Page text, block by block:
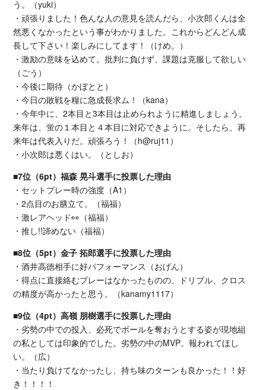
う。（yuki）
・頑張りました！色んな人の意見を読んだら、小次郎くんは全
然悪くなかったという事がわかりました。これからどんどん成
長して下さい！楽しみにしてます！（けめ。）
・激励の意味を込めて。批判に負けず、課題は克服して欲しい
（ごう）
・今後に期待（かぼとと）
・今日の敗戦を糧に急成長求ム！（kana）
・今年中に、2本目と3本目は止められように精進しましょう。
来年は、蛍の１本目と４本目に対応できように。そしたら、再
来年は代表入りだ。頑張ろう！（h@ruj11）
・小次郎は悪くはい。（としお）
■7位（6pt）福森 晃斗選手に投票した理由
・セットプレー時の強度（A1）
・2点目のお膳立て。（福福）
・激レアヘッド👀（福福）
・推し!!諦めない（福福）
■8位（5pt）金子 拓郎選手に投票した理由
・酒井高徳相手に好パフォーマンス（おげん）
・得点に直接絡むプレーはなかったものの、ドリブル、クロス
の精度が高かったと思う。（kanamy1117）
■9位（4pt）高嶺 朋樹選手に投票した理由
・劣勢の中での投入、必死でボールを奪おうとする姿が現地組
の私としては印象的でした。劣勢の中のMVP。報われてほし
い。（広）
・当たり負けてなかったし、持ち味のターンも良かった！！好
き！！！！